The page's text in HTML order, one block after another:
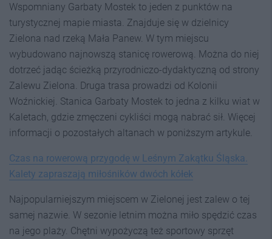
Wspomniany Garbaty Mostek to jeden z punktów na
turystycznej mapie miasta. Znajduje się w dzielnicy
Zielona nad rzeką Mała Panew. W tym miejscu
wybudowano najnowszą stanicę rowerową. Można do niej
dotrzeć jadąc ścieżką przyrodniczo-dydaktyczną od strony
Zalewu Zielona. Druga trasa prowadzi od Kolonii
Woźnickiej. Stanica Garbaty Mostek to jedna z kilku wiat w
Kaletach, gdzie zmęczeni cykliści mogą nabrać sił. Więcej
informacji o pozostałych altanach w poniższym artykule.
Czas na rowerową przygodę w Leśnym Zakątku Śląska.
Kalety zapraszają miłośników dwóch kółek
Najpopularniejszym miejscem w Zielonej jest zalew o tej
samej nazwie. W sezonie letnim można miło spędzić czas
na jego plaży. Chętni wypożyczą też sportowy sprzęt